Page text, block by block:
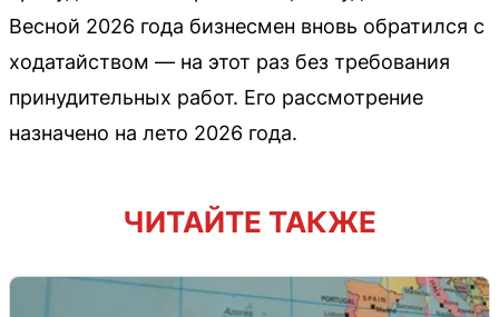
Весной 2026 года бизнесмен вновь обратился с
ходатайством — на этот раз без требования
принудительных работ. Его рассмотрение
назначено на лето 2026 года.
ЧИТАЙТЕ ТАКЖЕ